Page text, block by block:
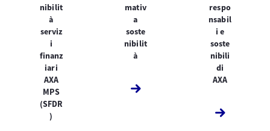
nibilit
à
serviz
i
finanz
iari
AXA
MPS
(SFDR
)
mativ
a
soste
nibilit
à
respo
nsabil
i e
soste
nibili
di
AXA